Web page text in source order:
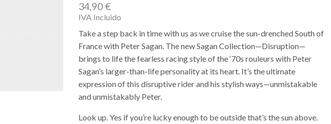
34,90€
IVA Incluido
Take a step back in time with us as we cruise the sun-drenched South of
France with Peter Sagan. The new Sagan Collection—Disruption—
brings to life the fearless racing style of the ‘70s rouleurs with Peter
Sagan’s larger-than-life personality at its heart. It’s the ultimate
expression of this disruptive rider and his stylish ways—unmistakable
and unmistakably Peter.
Look up. Yes if you’re lucky enough to be outside that’s the sun above.